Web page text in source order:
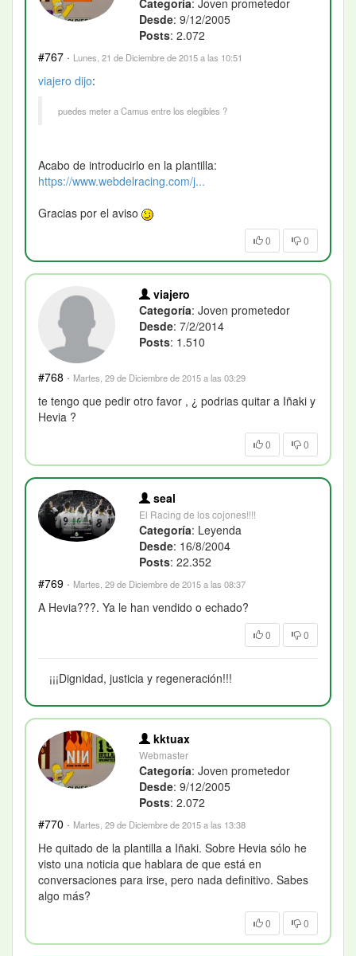
Desde: 9/12/2005
Posts: 2.072
#767 · Lunes, 21 de Diciembre de 2015 a las 10:51
viajero dijo:
puedes meter a Camus entre los elegibles ?
Acabo de introducirlo en la plantilla:
https://www.webdelracing.com/j...
Gracias por el aviso
0 0
viajero
Categoría: Joven prometedor
Desde: 7/2/2014
Posts: 1.510
#768 · Martes, 29 de Diciembre de 2015 a las 03:29
te tengo que pedir otro favor , ¿ podrias quitar a Iñaki y
Hevia ?
0 0
seal
El Racing de los cojones!!!!
Categoría: Leyenda
Desde: 16/8/2004
Posts: 22.352
#769 · Martes, 29 de Diciembre de 2015 a las 08:37
A Hevia???. Ya le han vendido o echado?
0 0
¡¡¡Dignidad, justicia y regeneración!!!
kktuax
Webmaster
Categoría: Joven prometedor
Desde: 9/12/2005
Posts: 2.072
#770 · Martes, 29 de Diciembre de 2015 a las 13:38
He quitado de la plantilla a Iñaki. Sobre Hevia sólo he
visto una noticia que hablara de que está en
conversaciones para irse, pero nada definitivo. Sabes
algo más?
0 0